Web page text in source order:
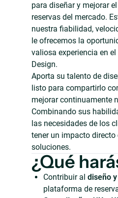
para diseñar y mejorar
reservas del mercado.
nuestra fiabilidad,
le ofrecemos la
valiosa experiencia en
Design.
Aporta su talento de
listo para compartirlo
mejorar continuamente
Combinando sus
las necesidades de los
tener un impacto directo
soluciones.
¿Qué
Contribuir al diseño
plataforma de